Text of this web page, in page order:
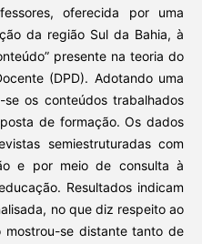
oferecida por uma
da região Sul da Bahia, à
presente na teoria do
(DPD). Adotando uma
os conteúdos trabalhados
de formação. Os dados
semiestruturadas com
e por meio de consulta à
Resultados indicam
no que diz respeito ao
mostrou-se distante tanto de